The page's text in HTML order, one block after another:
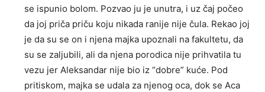
se ispunio bolom. Pozvao ju je unutra, i uz čaj počeo
da joj priča priču koju nikada ranije nije čula. Rekao joj
je da su se on i njena majka upoznali na fakultetu, da
su se zaljubili, ali da njena porodica nije prihvatila tu
vezu jer Aleksandar nije bio iz “dobre” kuće. Pod
pritiskom, majka se udala za njenog oca, dok se Aca